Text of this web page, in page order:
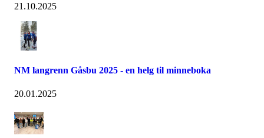
21.10.2025
NM langrenn Gåsbu 2025 - en helg til minneboka
20.01.2025